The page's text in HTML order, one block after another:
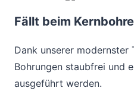
Fällt beim
Dank unserer modernster
Bohrungen staubfrei und
ausgeführt werden.